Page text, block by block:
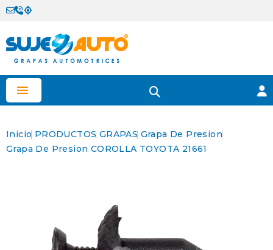

Inicio PRODUCTOS GRAPAS Grapa De Presion
Grapa De Presion COROLLA TOYOTA 21661